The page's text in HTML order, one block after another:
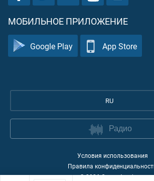
МОБИЛЬНОЕ ПРИЛОЖЕНИЕ
Google Play App Store
RU
Радио
Условия использования
Правила
©2026Quran Academy